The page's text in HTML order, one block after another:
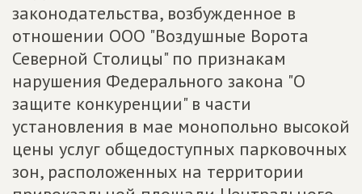
законодательства, возбужденное в
отношении ООО "Воздушные Ворота
Северной Столицы" по признакам
нарушения Федерального закона "О
защите конкуренции" в части
установления в мае монопольно высокой
цены услуг общедоступных парковочных
зон, расположенных на территории